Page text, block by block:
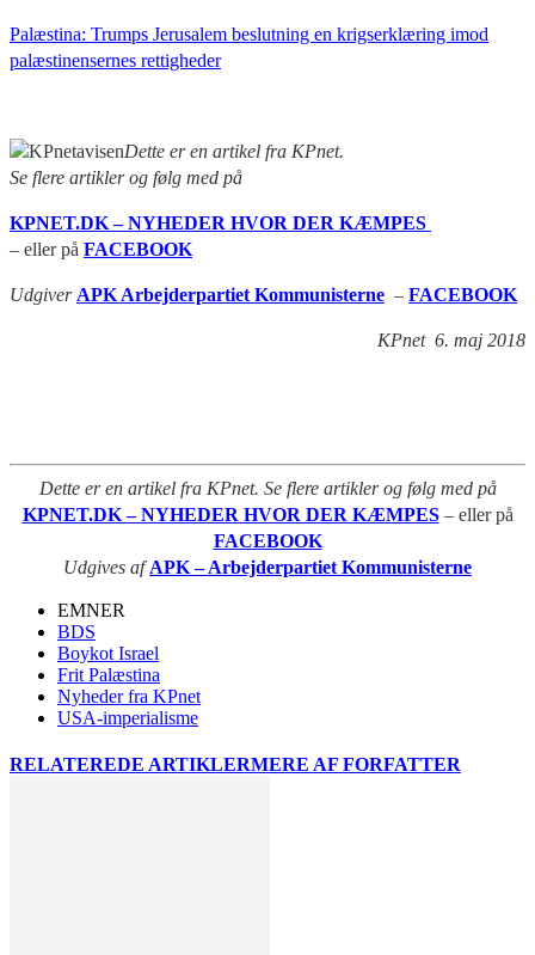
Palæstina: Trumps Jerusalem beslutning en krigserklæring imod
palæstinensernes rettigheder
Dette er en artikel fra KPnet.
Se flere artikler og følg med på
KPNET.DK – NYHEDER HVOR DER KÆMPES
– eller på FACEBOOK
Udgiver APK Arbejderpartiet Kommunisterne – FACEBOOK
KPnet 6. maj 2018
Dette er en artikel fra KPnet. Se flere artikler og følg med på
KPNET.DK – NYHEDER HVOR DER KÆMPES – eller på
FACEBOOK
Udgives afAPK – Arbejderpartiet Kommunisterne
EMNER
BDS
Boykot Israel
Frit Palæstina
Nyheder fra KPnet
USA-imperialisme
RELATEREDE ARTIKLERMERE AF FORFATTER